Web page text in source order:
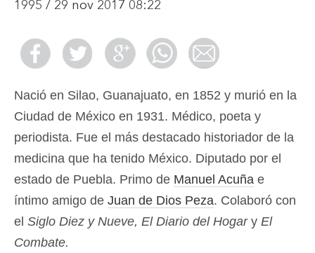
1995 / 29 nov 2017 08:22
Nació en Silao, Guanajuato, en 1852 y murió en la
Ciudad de México en 1931. Médico, poeta y
periodista. Fue el más destacado historiador de la
medicina que ha tenido México. Diputado por el
estado de Puebla. Primo de Manuel Acuña e
íntimo amigo de Juan de Dios Peza. Colaboró con
el Siglo Diez y Nueve, El Diario del Hogar y El
Combate.